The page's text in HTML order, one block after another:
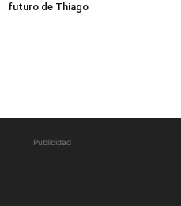
futuro de Thiago
Publicidad